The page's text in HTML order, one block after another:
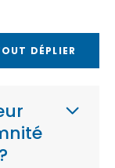
DÉPLIER